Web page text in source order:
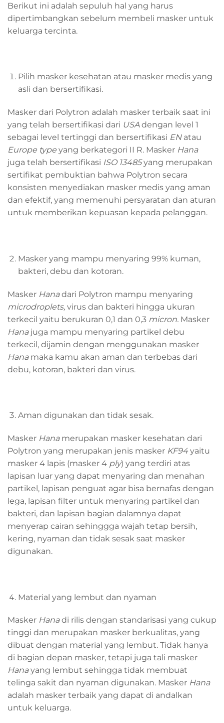
Berikut ini adalah sepuluh hal yang harus
dipertimbangkan sebelum membeli masker untuk
keluarga tercinta.
Pilih masker kesehatan atau masker medis yang
asli dan bersertifikasi.
Masker dari Polytron adalah masker terbaik saat ini
yang telah bersertifikasi dari USAdengan level 1
sebagai level tertinggi dan bersertifikasi ENatau
Europe type yang berkategori II R. Masker Hana
juga telah bersertifikasi ISO 13485yang merupakan
sertifikat pembuktian bahwa Polytron secara
konsisten menyediakan masker medis yang aman
dan efektif, yang memenuhi persyaratan dan aturan
untuk memberikan kepuasan kepada pelanggan.
Masker yang mampu menyaring 99% kuman,
bakteri, debu dan kotoran.
Masker Hanadari Polytron mampu menyaring
microdroplets, virus dan bakteri hingga ukuran
terkecil yaitu berukuran 0,1 dan 0,3 micron. Masker
Hanajuga mampu menyaring partikel debu
terkecil, dijamin dengan menggunakan masker
Hanamaka kamu akan aman dan terbebas dari
debu, kotoran, bakteri dan virus.
Aman digunakan dan tidak sesak.
Masker Hanamerupakan masker kesehatan dari
Polytron yang merupakan jenis masker KF94yaitu
masker 4 lapis (masker 4 ply) yang terdiri atas
lapisan luar yang dapat menyaring dan menahan
partikel, lapisan penguat agar bisa bernafas dengan
lega, lapisan filter untuk menyaring partikel dan
bakteri, dan lapisan bagian dalamnya dapat
menyerap cairan sehinggga wajah tetap bersih,
kering, nyaman dan tidak sesak saat masker
digunakan.
Material yang lembut dan nyaman
Masker Hanadi rilis dengan standarisasi yang cukup
tinggi dan merupakan masker berkualitas, yang
dibuat dengan material yang lembut. Tidak hanya
di bagian depan masker, tetapi juga tali masker
Hanayang lembut sehingga tidak membuat
telinga sakit dan nyaman digunakan. Masker Hana
adalah masker terbaik yang dapat di andalkan
untuk keluarga.